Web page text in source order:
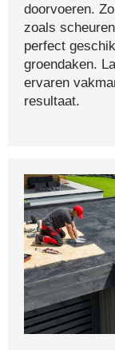
doorvoeren.
zoals
perfect
groendaken.
ervaren
resultaat.